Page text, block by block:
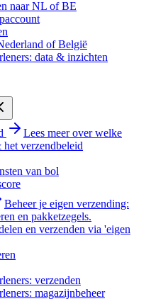
naar NL of BE
of België
data & inzichten
Lees meer over welke
verzendbeleid
van bol
Beheer je eigen verzending:
en pakketzegels.
en verzenden via 'eigen
verzenden
magazijnbeheer